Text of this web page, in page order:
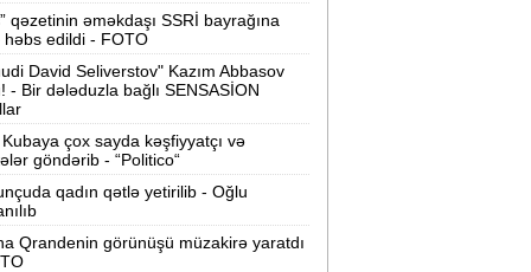
həbs edilən var - Evdən 15 min də
icra başçısı olmayan
-
universitetin müəllimləri
-İşsiz qalıblar
leysan yağışları -150-dən
insan ölüb
qəzetinin əməkdaşı SSRİ bayrağına
həbs edildi - FOTO
David Seliverstov" Kazım Abbasov
- Bir dələduzla bağlı SENSASİON
çox sayda kəşfiyyatçı və
göndərib - “Politico“
qadın qətlə yetirilib - Oğlu
Qrandenin görünüşü müzakirə yaratdı